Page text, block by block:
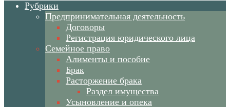
Рубрики
Предпринимательная деятельность
Договоры
Регистрация юридического лица
Семейное право
Алименты и пособие
Брак
Расторжение брака
Раздел имущества
Усыновление и опека